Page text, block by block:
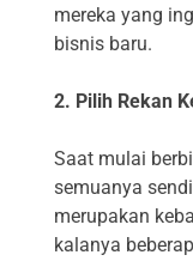
mereka yang
bisnis baru.
2. Pilih Rekan
Saat mulai
semuanya
merupakan
kalanya